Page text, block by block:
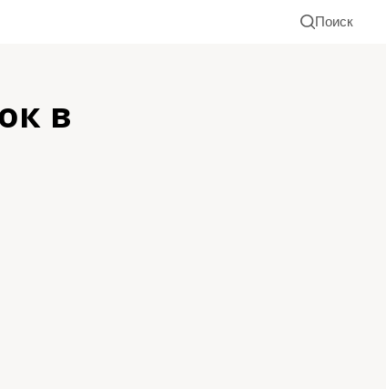
Поиск
в